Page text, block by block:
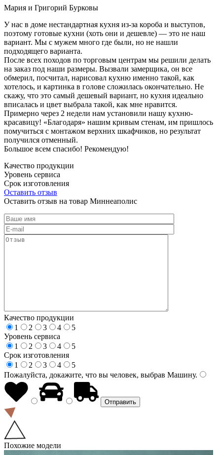
Мария и Григорий Бурковы
У нас в доме нестандартная кухня из-за короба и выступов,
поэтому готовые кухни (хоть они и дешевле) — это не наш
вариант. Мы с мужем много где были, но не нашли
подходящего варианта.
После всех походов по торговым центрам мы решили делать
на заказ под наши размеры. Вызвали замерщика, он все
обмерил, посчитал, нарисовал кухню именно такой, как
хотелось, и картинка в голове сложилась окончательно. Не
скажу, что это самый дешевый вариант, но кухня идеально
вписалась и цвет выбрала такой, как мне нравится.
Примерно через 2 недели нам установили нашу кухню-
красавицу! «Благодаря» нашим кривым стенам, им пришлось
помучиться с монтажом верхних шкафчиков, но результат
получился отменный.
Большое всем спасибо! Рекомендую!
Качество продукции
Уровень сервиса
Срок изготовления
Оставить отзыв
Оставить отзыв на товар Миннеаполис
Качество продукции
1
2 3 4
5
Уровень сервиса
1
2 3 4
5
Срок изготовления
1
2 3 4
5
Пожалуйста, докажите, что вы человек, выбрав Машину.
Похожие модели